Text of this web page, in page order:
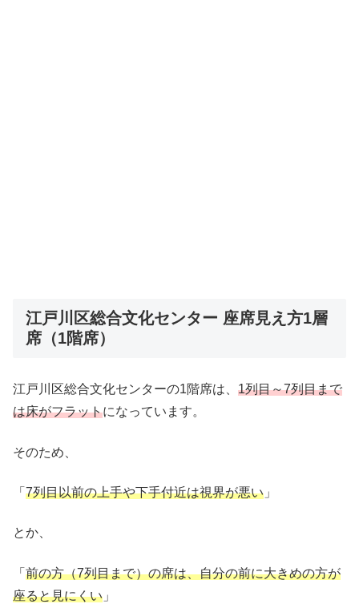
江戸川区総合文化センター 座席見え方1層
席（1階席）
江戸川区総合文化センターの1階席は、 1列目～7列目まで
は床がフラットになっています。
そのため、
「 7列目以前の上手や下手付近は視界が悪い 」
とか、
「 前の方（7列目まで）の席は、自分の前に大きめの方が
座ると見にくい 」